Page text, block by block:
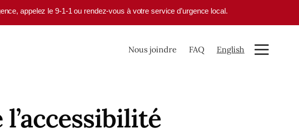
appelez le 9-1-1 ou rendez-vous à votre service d’urgence local.
Nous joindre FAQ English